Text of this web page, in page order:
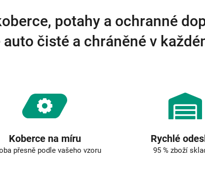
a
c
í
p
p
i
u
potahy a ochranné
auto čisté a chráněné v
Koberce na míru
přesně podle vašeho vzoru
Rychlé
95 % zboží